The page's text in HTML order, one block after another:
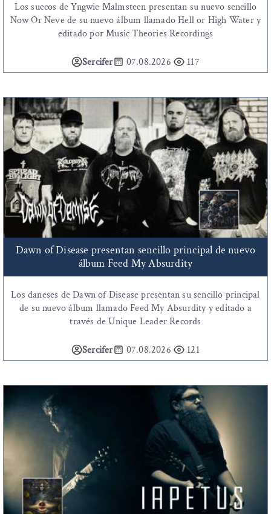
Los suecos de Yngwie Malmsteen presentan su nuevo sencillo
Now Or Neve de su nuevo álbum llamado Hell or High Water y
editado por Music Theories Recordings
Sercifer 07.08.2026 117
Dawn of Disease presentan sencillo principal de nuevo
álbum Feed My Absurdity
Los daneses de Dawn of Disease presentan su sencillo principal
de su nuevo álbum llamado Feed My Absurdity y editado a
través de Unique Leader Records
Sercifer 07.08.2026 121